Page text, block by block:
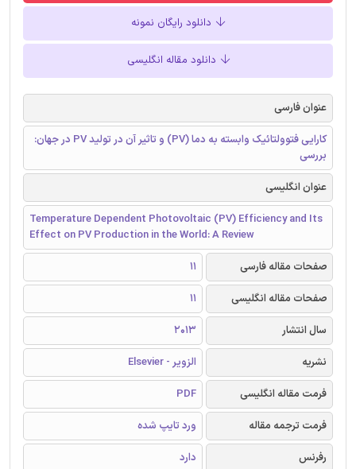
دانلود رایگان نمونه
دانلود مقاله انگلیسی
عنوان فارسی
کارایی فتوولتائیک وابسته به دما (PV) و تاثیر آن در تولید PV در جهان:
بررسی
عنوان انگلیسی
Temperature Dependent Photovoltaic (PV) Efficiency and Its
Effect on PV Production in the World: A Review
صفحات مقاله فارسی
11
صفحات مقاله انگلیسی
11
سال انتشار
2013
نشریه
الزویر - Elsevier
فرمت مقاله انگلیسی
PDF
فرمت ترجمه مقاله
ورد تایپ شده
رفرنس
دارد